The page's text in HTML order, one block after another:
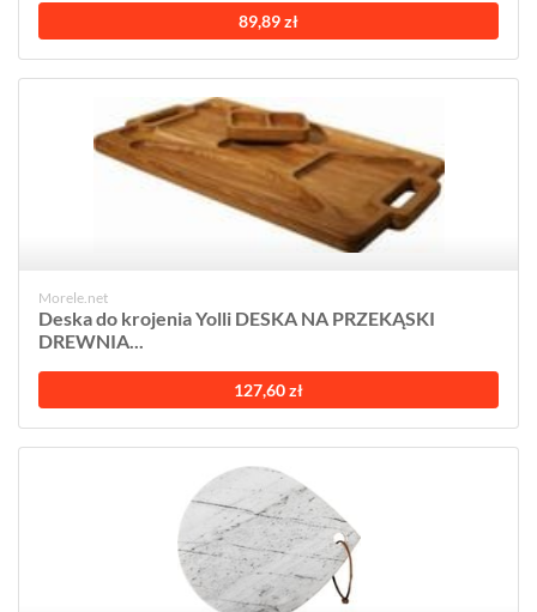
89,89 zł
Morele.net
Deska do krojenia Yolli DESKA NA PRZEKĄSKI
DREWNIA...
127,60 zł